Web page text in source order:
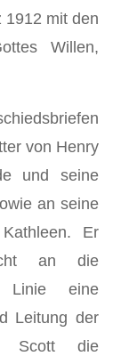
1912 mit den
Willen,
von Henry
und seine
an seine
Er
an die
Linie eine
Leitung der
Scott die